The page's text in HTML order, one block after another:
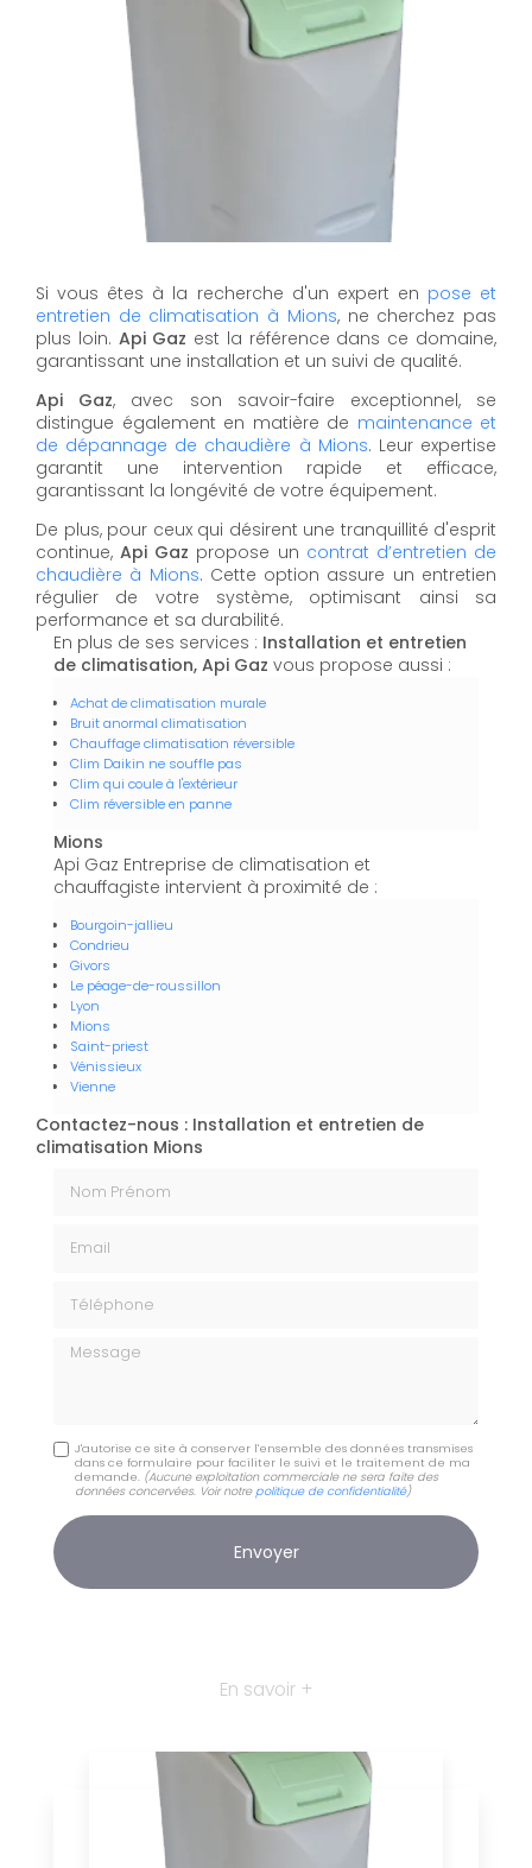
Si vous êtes à la recherche d'un expert en pose et
entretien de climatisation à Mions, ne cherchez pas
plus loin. Api Gaz est la référence dans ce domaine,
garantissant une installation et un suivi de qualité.
Api Gaz, avec son savoir-faire exceptionnel, se
distingue également en matière de maintenance et
de dépannage de chaudière à Mions. Leur expertise
garantit une intervention rapide et efficace,
garantissant la longévité de votre équipement.
De plus, pour ceux qui désirent une tranquillité d'esprit
continue,Api Gaz propose un contrat d’entretien de
chaudière à Mions. Cette option assure un entretien
régulier de votre système, optimisant ainsi sa
performance et sa durabilité.
En plus de ses services : Installation et entretien
de climatisation, Api Gaz vous propose aussi :
Achat de climatisation murale
Bruit anormal climatisation
Chauffage climatisation réversible
Clim Daikin ne souffle pas
Clim qui coule à l'extérieur
Clim réversible en panne
Mions
Api Gaz Entreprise de climatisation et
chauffagiste intervient à proximité de :
Bourgoin-jallieu
Condrieu
Givors
Le péage-de-roussillon
Lyon
Mions
Saint-priest
Vénissieux
Vienne
Contactez-nous : Installation et entretien de
climatisation Mions
Message
J'autorise ce site à conserver l'ensemble des données transmises
dans ce formulaire pour faciliter le suivi et le traitement de ma
demande. (Aucune exploitation commerciale ne sera faite des
données concervées. Voir notrepolitique de confidentialité)
En savoir +